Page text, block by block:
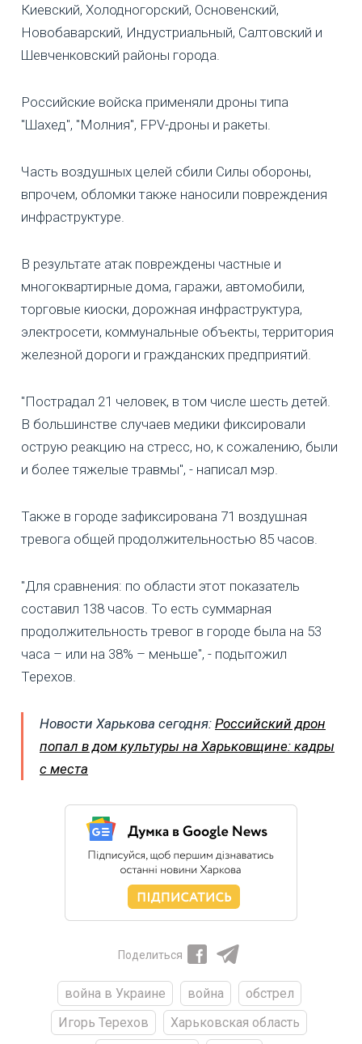
Киевский, Холодногорский, Основенский,
Новобаварский, Индустриальный, Салтовский и
Шевченковский районы города.
Российские войска применяли дроны типа
"Шахед", "Молния", FPV-дроны и ракеты.
Часть воздушных целей сбили Силы обороны,
впрочем, обломки также наносили повреждения
инфраструктуре.
В результате атак повреждены частные и
многоквартирные дома, гаражи, автомобили,
торговые киоски, дорожная инфраструктура,
электросети, коммунальные объекты, территория
железной дороги и гражданских предприятий.
"Пострадал 21 человек, в том числе шесть детей.
В большинстве случаев медики фиксировали
острую реакцию на стресс, но, к сожалению, были
и более тяжелые травмы", - написал мэр.
Также в городе зафиксирована 71 воздушная
тревога общей продолжительностью 85 часов.
"Для сравнения: по области этот показатель
составил 138 часов. То есть суммарная
продолжительность тревог в городе была на 53
часа – или на 38% – меньше", - подытожил
Терехов.
Новости Харькова сегодня: Российский дрон
попал в дом культуры на Харьковщине: кадры
с места
Поделиться
война в Украине война
обстрел
Игорь Терехов
Харьковская область